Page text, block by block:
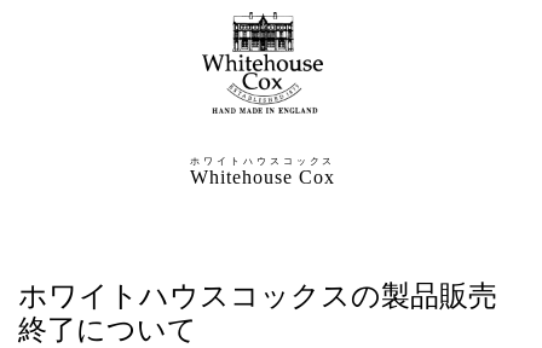
Whitehouse Cox
ホワイトハウスコックス
ホワイトハウスコックスの製品販売
終了について